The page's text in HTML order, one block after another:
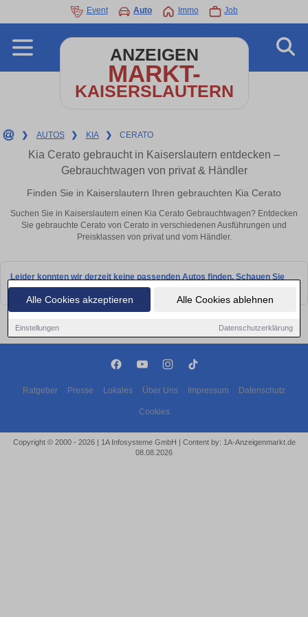
Alle Cookies akzeptieren Alle Cookies ablehnen
Einstellungen Datenschutzerklärung
Event Auto Immo Job
ANZEIGEN
MARKT-
KAISERSLAUTERN
❯ AUTOS ❯ KIA ❯ CERATO
Kia Cerato gebraucht in Kaiserslautern entdecken –
Gebrauchtwagen von privat & Händler
Finden Sie in Kaiserslautern Ihren gebrauchten Kia Cerato
Suchen Sie in Kaiserslautern einen Kia Cerato Gebrauchtwagen? Entdecken
Sie gebrauchte Cerato von Cerato in verschiedenen Ausführungen und
Preisklassen von privat und vom Händler.
Leider konnten wir derzeit keine passenden Autos finden. Schauen Sie
bald wieder vorbei!
Ratgeber Presse Lokales Über Uns Impressum Datenschutz
Cookies
Copyright © 2000 - 2026 | 1A Infosysteme GmbH | Content by: 1A-Anzeigenmarkt.de
08.08.2026